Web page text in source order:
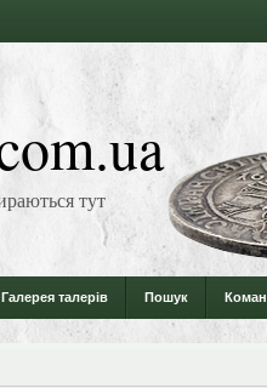
тут
Галерея талерів Пошук